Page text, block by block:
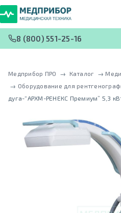
8 (800) 551-25-16
Медприбор ПРО → Каталог →
→ Оборудование для
дуга-“АРХМ-РЕНЕКС Премиум” 5,3